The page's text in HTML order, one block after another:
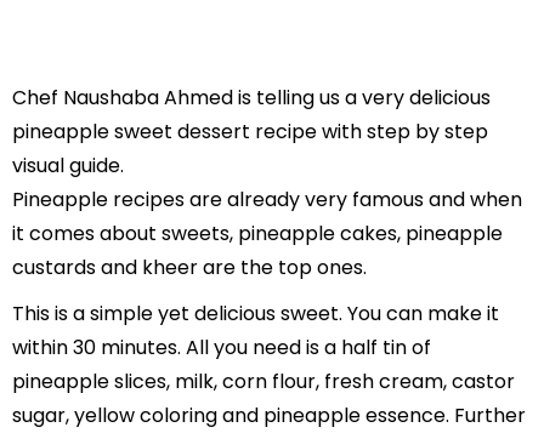
Chef Naushaba Ahmed is telling us a very delicious
pineapple sweet dessert recipe with step by step
visual guide.
Pineapple recipes are already very famous and when
it comes about sweets, pineapple cakes, pineapple
custards and kheer are the top ones.
This is a simple yet delicious sweet. You can make it
within 30 minutes. All you need is a half tin of
pineapple slices, milk, corn flour, fresh cream, castor
sugar, yellow coloring and pineapple essence. Further